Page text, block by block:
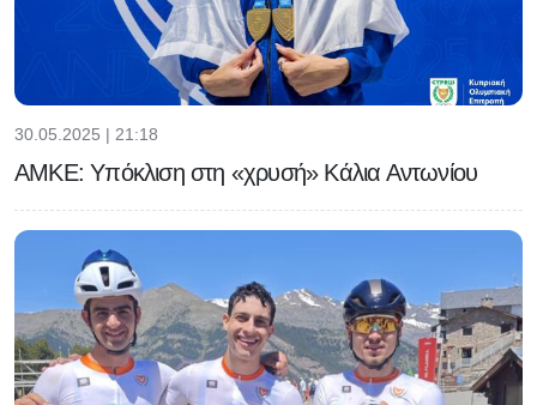
30.05.2025 | 21:18
ΑΜΚΕ: Υπόκλιση στη «χρυσή» Κάλια Αντωνίου